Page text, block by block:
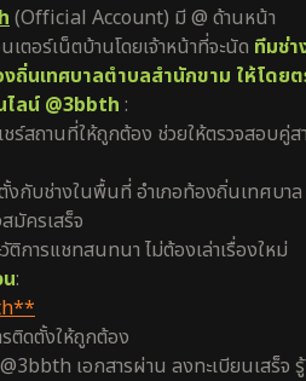
(Official Account) มี @ ด้านหน้า
ตอร์เน็ตบ้านโดยเจ้าหน้าที่จะนัด ทีมช่า
ถิ่นเทศบาลตำบลสำนักขาม ให้โดย
ลน์ @3bbth :
ร์สถานที่ให้ถูกต้อง ช่วยให้ตรวจสอบคู่ส
งกับช่างในพื้นที่ อำเภอท้องถิ่นเทศบาล
มัครเสร็จ
ติการแชทสนทนา ไม่ต้องเล่าเรื่องใหม่
:
ติดตั้งให้ถูกต้อง
เอกสารผ่าน ลงทะเบียนเสร็จ รู้